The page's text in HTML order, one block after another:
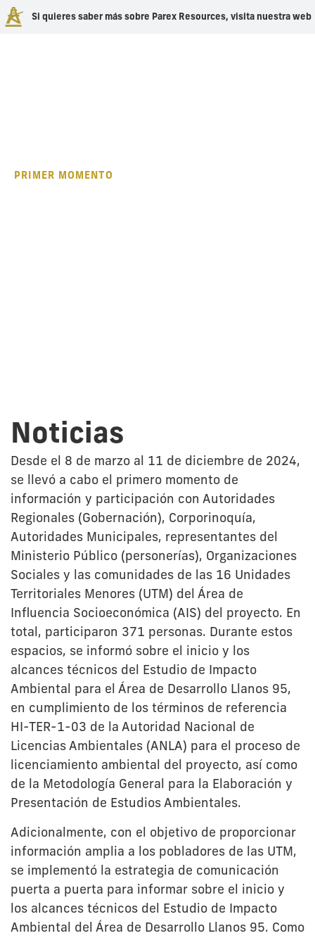
Si quieres saber más sobre Parex Resources, visita nuestra web
PRIMER MOMENTO
Noticias
Desde el 8 de marzo al 11 de diciembre de 2024,
se llevó a cabo el primero momento de
información y participación con Autoridades
Regionales (Gobernación), Corporinoquía,
Autoridades Municipales, representantes del
Ministerio Público (personerías), Organizaciones
Sociales y las comunidades de las 16 Unidades
Territoriales Menores (UTM) del Área de
Influencia Socioeconómica (AIS) del proyecto. En
total, participaron 371 personas. Durante estos
espacios, se informó sobre el inicio y los
alcances técnicos del Estudio de Impacto
Ambiental para el Área de Desarrollo Llanos 95,
en cumplimiento de los términos de referencia
HI-TER-1-03 de la Autoridad Nacional de
Licencias Ambientales (ANLA) para el proceso de
licenciamiento ambiental del proyecto, así como
de la Metodología General para la Elaboración y
Presentación de Estudios Ambientales.
Adicionalmente, con el objetivo de proporcionar
información amplia a los pobladores de las UTM,
se implementó la estrategia de comunicación
puerta a puerta para informar sobre el inicio y
los alcances técnicos del Estudio de Impacto
Ambiental del Área de Desarrollo Llanos 95. Como